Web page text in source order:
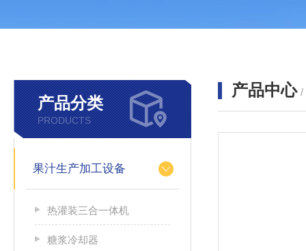
产品分类
PRODUCTS
果汁生产加工设备
热灌装三合一体机
糖浆冷却器
产品中心 /